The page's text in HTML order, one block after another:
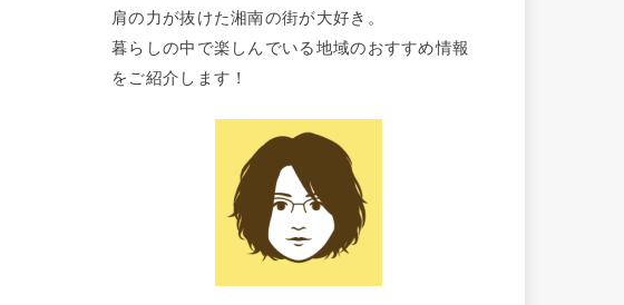
肩の力が抜けた湘南の街が大好き。
暮らしの中で楽しんでいる地域のおすすめ情報
をご紹介します！